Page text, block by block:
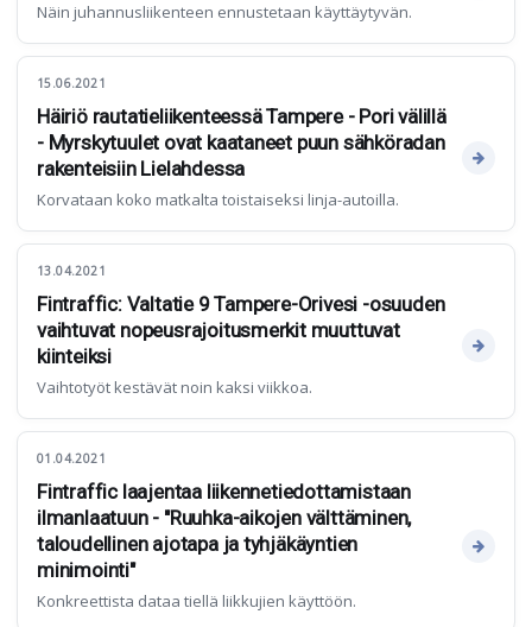
Näin juhannusliikenteen ennustetaan käyttäytyvän.
15.06.2021
Häiriö rautatieliikenteessä Tampere - Pori välillä
- Myrskytuulet ovat kaataneet puun sähköradan
rakenteisiin Lielahdessa
Korvataan koko matkalta toistaiseksi linja-autoilla.
13.04.2021
Fintraffic: Valtatie 9 Tampere-Orivesi -osuuden
vaihtuvat nopeusrajoitusmerkit muuttuvat
kiinteiksi
Vaihtotyöt kestävät noin kaksi viikkoa.
01.04.2021
Fintraffic laajentaa liikennetiedottamistaan
ilmanlaatuun - "Ruuhka-aikojen välttäminen,
taloudellinen ajotapa ja tyhjäkäyntien
minimointi"
Konkreettista dataa tiellä liikkujien käyttöön.